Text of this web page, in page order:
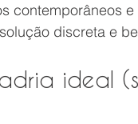
contemporâneos
discreta e
ideal